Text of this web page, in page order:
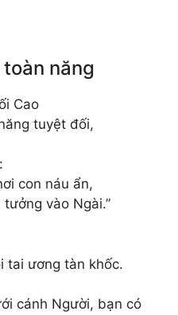
năng
Cao
tuyệt đối,
con náu ẩn,
vào Ngài.”
tai ương tàn khốc.
cánh Người, bạn có